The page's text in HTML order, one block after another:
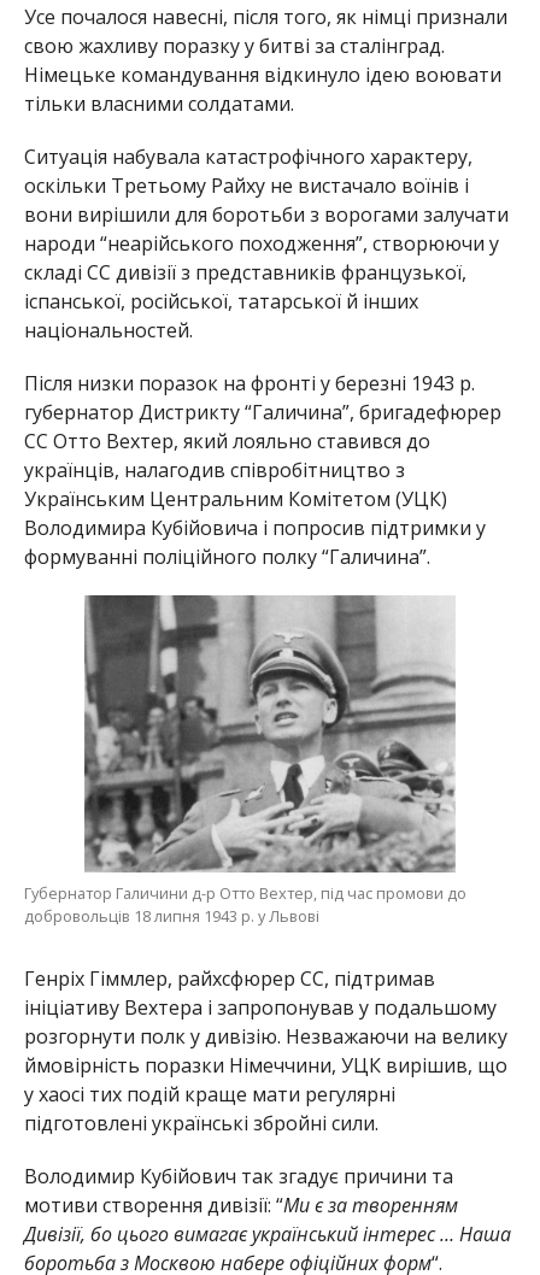
Усе почалося навесні, після того, як німці признали
свою жахливу поразку у битві за сталінград.
Німецьке командування відкинуло ідею воювати
тільки власними солдатами.
Ситуація набувала катастрофічного характеру,
оскільки Третьому Райху не вистачало воїнів і
вони вирішили для боротьби з ворогами залучати
народи “неарійського походження”, створюючи у
складі СС дивізії з представників французької,
іспанської, російської, татарської й інших
національностей.
Після низки поразок на фронті у березні 1943 р.
губернатор Дистрикту “Галичина”, бригадефюрер
СС Отто Вехтер, який лояльно ставився до
українців, налагодив співробітництво з
Українським Центральним Комітетом (УЦК)
Володимира Кубійовича і попросив підтримки у
формуванні поліційного полку “Галичина”.
Губернатор Галичини д-р Отто Вехтер, під час промови до
добровольців 18 липня 1943 р. у Львові
Генріх Гіммлер, райхсфюрер СС, підтримав
ініціативу Вехтера і запропонував у подальшому
розгорнути полк у дивізію. Незважаючи на велику
ймовірність поразки Німеччини, УЦК вирішив, що
у хаосі тих подій краще мати регулярні
підготовлені українські збройні сили.
Володимир Кубійович так згадує причини та
мотиви створення дивізії: “Ми є за творенням
Дивізії, бо цього вимагає український інтерес … Наша
боротьба з Москвою набере офіційних форм“.